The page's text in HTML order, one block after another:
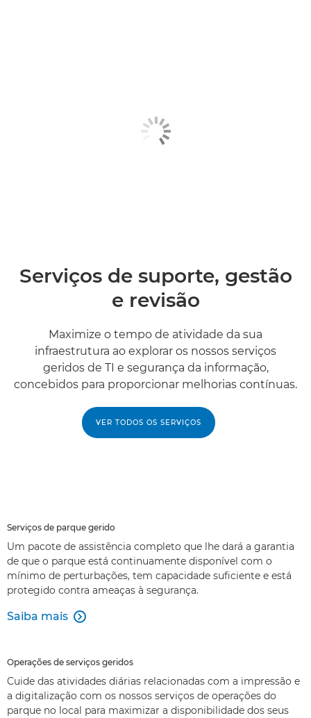
Serviços de suporte, gestão
e revisão
Maximize o tempo de atividade da sua
infraestrutura ao explorar os nossos serviços
geridos de TI e segurança da informação,
concebidos para proporcionar melhorias contínuas.
VER TODOS OS SERVIÇOS
Serviços de parque gerido
Um pacote de assistência completo que lhe dará a garantia
de que o parque está continuamente disponível com o
mínimo de perturbações, tem capacidade suficiente e está
protegido contra ameaças à segurança.
Saiba mais 
Operações de serviços geridos
Cuide das atividades diárias relacionadas com a impressão e
a digitalização com os nossos serviços de operações do
parque no local para maximizar a disponibilidade dos seus